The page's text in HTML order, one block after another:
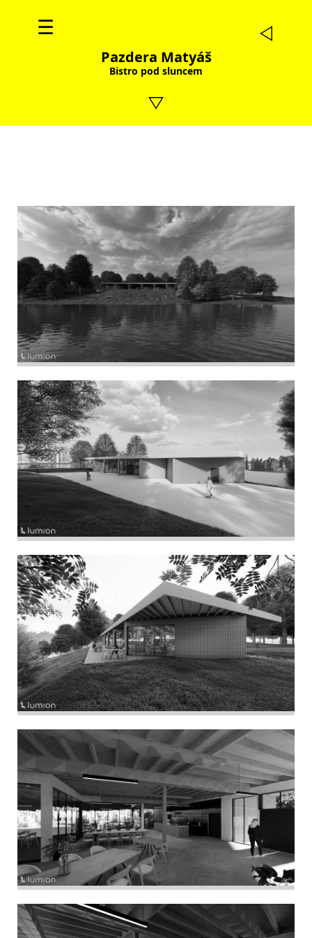
☰
Pazdera Matyáš
Bistro pod sluncem